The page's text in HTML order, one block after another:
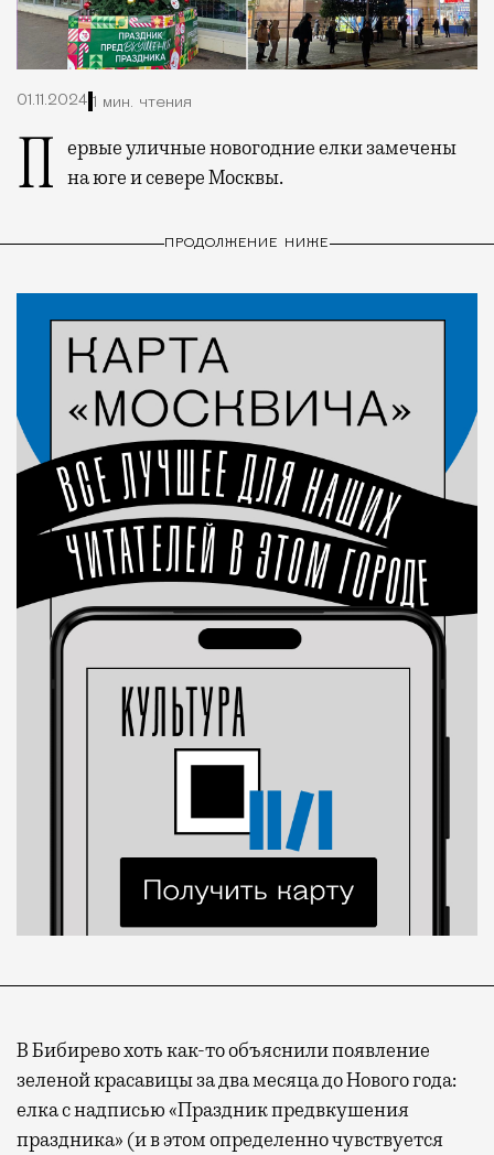
01.11.2024 1 мин. чтения
Первые уличные новогодние елки замечены на юге и севере Москвы.
ПРОДОЛЖЕНИЕ НИЖЕ
В Бибирево хоть как-то объяснили появление
зеленой красавицы за два месяца до Нового года:
елка с надписью «Праздник предвкушения
праздника» (и в этом определенно чувствуется